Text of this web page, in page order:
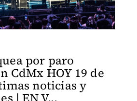
por paro
CdMx HOY 19 de
noticias y